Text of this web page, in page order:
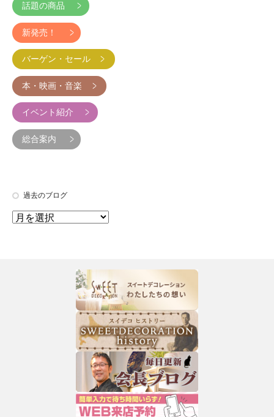
話題の商品
新発売！
バーゲン・セール
本・映画・音楽
イベント紹介
総合案内
過去のブログ